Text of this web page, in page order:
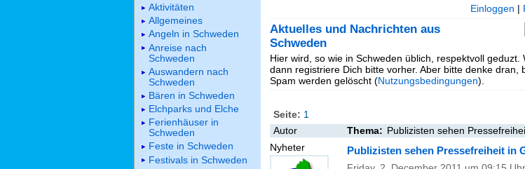
Einloggen |
Aktuelles und Nachrichten aus
Schweden
Hier wird, so wie in Schweden üblich, respektvoll
dann registriere Dich bitte vorher. Aber bitte denke dran,
Spam werden gelöscht (Nutzungsbedingungen).
Seite: 1
Autor
Thema: Publizisten sehen
Nyheter
Publizisten sehen Pressefreiheit in
Aktivitäten
Allgemeines
Angeln in Schweden
Anreise nach
Schweden
Auswandern nach
Schweden
Bären in Schweden
Elchparks und Elche
Ferienhäuser in
Schweden
Feste in Schweden
Festivals in Schweden